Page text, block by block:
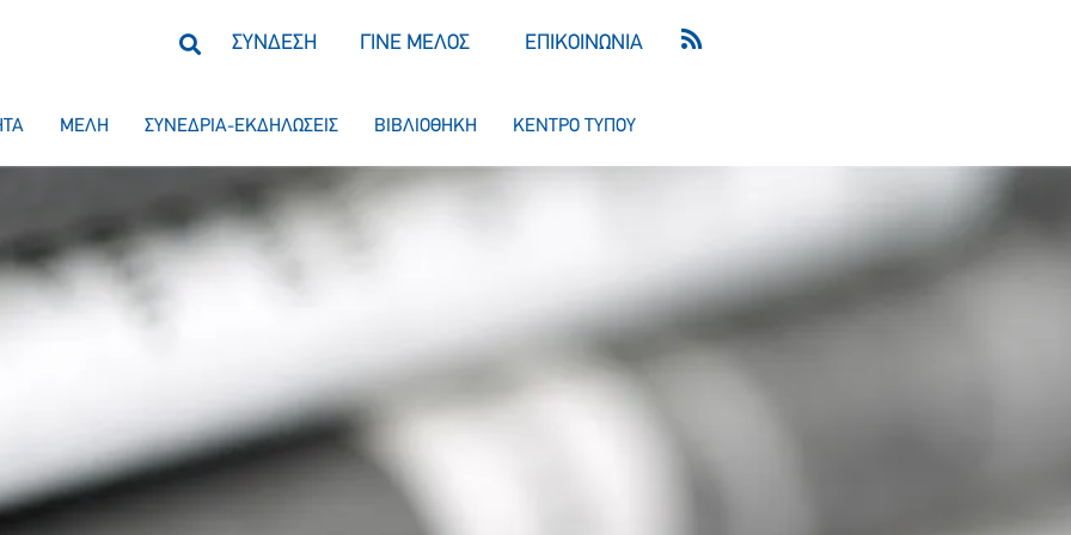
ΣΥΝΔΕΣΗ ΓΙΝΕ ΜΕΛΟΣ ΕΠΙΚΟΙΝΩΝΙΑ
ΜΕΛΗ ΣΥΝΕΔΡΙΑ-ΕΚΔΗΛΩΣΕΙΣ ΒΙΒΛΙΟΘΗΚΗ ΚΕΝΤΡΟ ΤΥΠΟΥ